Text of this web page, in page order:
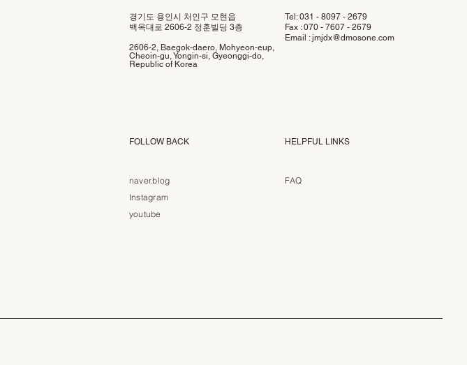
경기도 용인시 처인구 모현읍
백옥대로 2606-2 정훈빌딩 3층
2606-2, Baegok-daero, Mohyeon-eup,
Cheoin-gu, Yongin-si, Gyeonggi-do,
Republic of Korea
Tel: 031 - 8097 - 2679
Fax : 070 - 7607 - 2679
Email :jmjdx@dmosone.com
FOLLOW BACK
naver.blog
Instagram
youtube
HELPFUL LINKS
FAQ